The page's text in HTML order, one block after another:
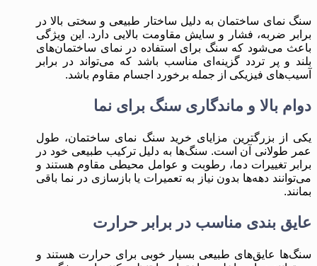
سنگ نمای ساختمان به دلیل ساختار طبیعی و سختی بالا در
برابر ضربه، فشار و سایش مقاومت بالایی دارد. این ویژگی
باعث می‌شود که سنگ برای استفاده در نمای ساختمان‌های
بلند و پر تردد گزینه‌ای مناسب باشد که می‌تواند در برابر
آسیب‌های فیزیکی از جمله برخورد اجسام مقاوم باشد.
دوام بالا و ماندگاری سنگ برای نما
یکی از بزرگترین مزایای خرید سنگ نمای ساختمان، طول
عمر طولانی آن است. سنگ‌ها به دلیل ترکیب طبیعی خود در
برابر تغییرات دما، رطوبت و عوامل محیطی مقاوم هستند و
می‌توانند دهه‌ها بدون نیاز به تعمیرات یا بازسازی در نما باقی
بمانند.
عایق ‌بندی مناسب در برابر حرارت
سنگ‌ها عایق‌های طبیعی بسیار خوبی برای حرارت هستند و